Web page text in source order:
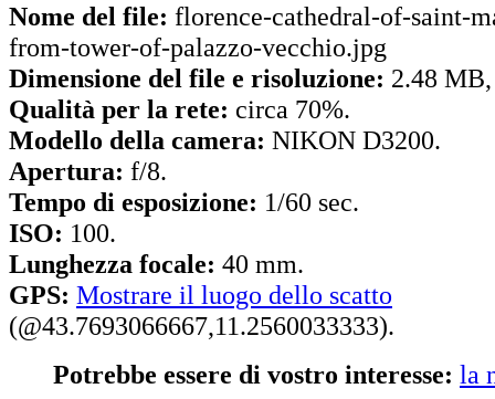
Nome del file: florence-cathedral-of-saint-
from-tower-of-palazzo-vecchio.jpg
Dimensione del file e risoluzione: 2.48
Qualità per la rete: circa 70%.
Modello della camera: NIKON D3200.
Apertura: f/8.
Tempo di esposizione: 1/60 sec.
ISO: 100.
Lunghezza focale: 40 mm.
GPS: Mostrare il luogo dello scatto
(@43.7693066667,11.2560033333).
Potrebbe essere di vostro interesse: la